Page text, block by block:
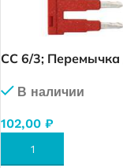
CC 6/3; Перемычка
В наличии
102,00 ₽
В КОРЗИНУ